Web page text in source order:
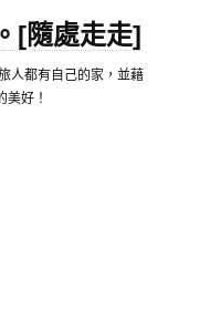
[隨處走走]
人都有自己的家，並藉
美好！